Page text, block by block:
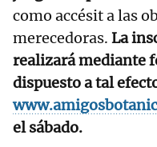
como accésit a las
merecedoras. La
realizará mediante
dispuesto a tal
el sábado.